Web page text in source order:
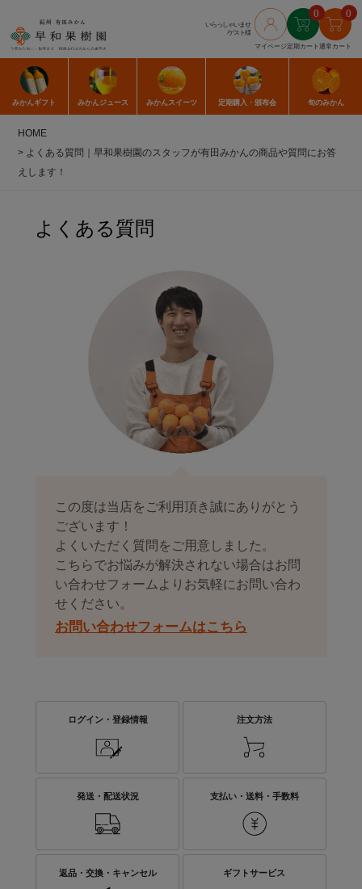
いらっしゃいませ
/ゲスト様
マイページ
0
定期カート
0
通常カート
みかんギフト みかんジュース みかんスイーツ 定期購入 ・頒布会 旬のみかん
HOME
よくある質問｜早和果樹園のスタッフが有田みかんの商品や質問にお答
えします！
よくある質問
この度は当店をご利用頂き誠にありがとう
ございます！
よくいただく質問をご用意しました。
こちらでお悩みが解決されない場合はお問
い合わせフォームよりお気軽にお問い合わ
せください。
お問い合わせフォームはこちら
ログイン・登録情報 注文方法
発送・配送状況 支払い・送料・手数料
返品・交換・キャンセル ギフトサービス